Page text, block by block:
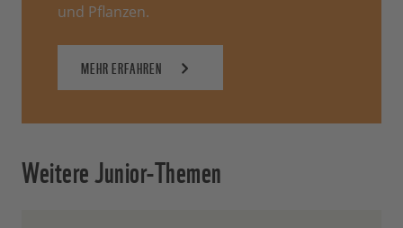
und Pflanzen.
MEHR ERFAHREN
Weitere Junior-Themen